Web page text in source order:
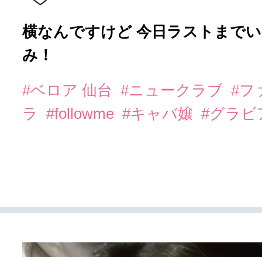
横なんですけど 今日ラストまで
み！
#ベロア 仙台 #ニュークラブ #フ
ラ
#followme #キャバ嬢 #グラ